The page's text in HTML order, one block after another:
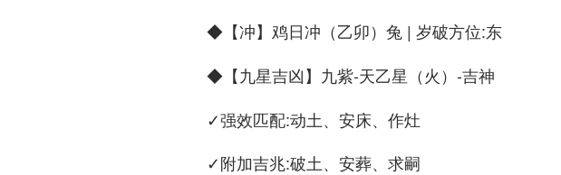
◆ 【冲】 鸡日冲（乙卯）兔 | 岁破方位:东
◆ 【九星吉凶】 九紫-天乙星（火）-吉神
✓强效匹配:动土、安床、作灶
✓附加吉兆:破土、安葬、求嗣